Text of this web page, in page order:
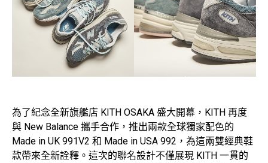
為了紀念全新旗艦店 KITH OSAKA 盛大開幕，KITH 再度
與 New Balance 攜手合作，推出兩款全球獨家配色的
Made in UK 991V2 和 Made in USA 992，為這兩雙經典鞋
款帶來全新詮釋。這次的聯名設計不僅展現 KITH 一貫的